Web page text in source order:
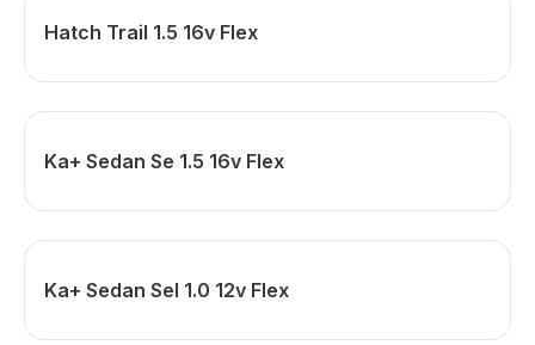
Hatch Trail 1.5 16v Flex
Ka+ Sedan Se 1.5 16v Flex
Ka+ Sedan Sel 1.0 12v Flex